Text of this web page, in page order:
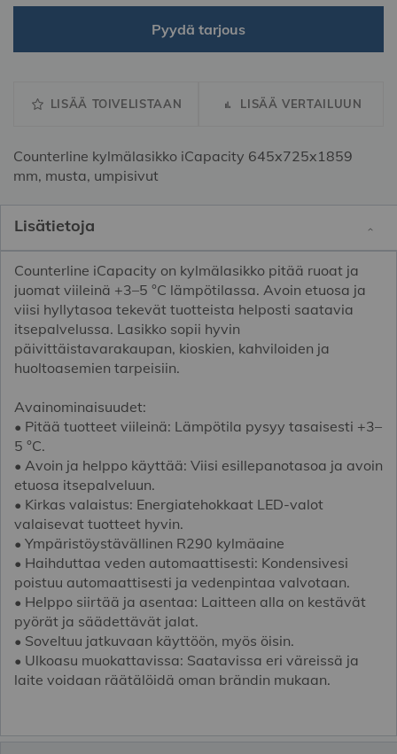
Pyydä tarjous
LISÄÄ TOIVELISTAAN LISÄÄ VERTAILUUN
Counterline kylmälasikko iCapacity 645x725x1859
mm, musta, umpisivut
Lisätietoja
Counterline iCapacity on kylmälasikko pitää ruoat ja
juomat viileinä +3–5 °C lämpötilassa. Avoin etuosa ja
viisi hyllytasoa tekevät tuotteista helposti saatavia
itsepalvelussa. Lasikko sopii hyvin
päivittäistavarakaupan, kioskien, kahviloiden ja
huoltoasemien tarpeisiin.
Avainominaisuudet:
• Pitää tuotteet viileinä: Lämpötila pysyy tasaisesti +3–
5 °C.
• Avoin ja helppo käyttää: Viisi esillepanotasoa ja avoin
etuosa itsepalveluun.
• Kirkas valaistus: Energiatehokkaat LED-valot
valaisevat tuotteet hyvin.
• Ympäristöystävällinen R290 kylmäaine
• Haihduttaa veden automaattisesti: Kondensivesi
poistuu automaattisesti ja vedenpintaa valvotaan.
• Helppo siirtää ja asentaa: Laitteen alla on kestävät
pyörät ja säädettävät jalat.
• Soveltuu jatkuvaan käyttöön, myös öisin.
• Ulkoasu muokattavissa: Saatavissa eri väreissä ja
laite voidaan räätälöidä oman brändin mukaan.